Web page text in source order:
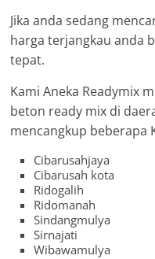
Jika anda sedang
harga terjangkau anda
tepat.
Kami Aneka Readymix
beton ready mix di
mencangkup beberapa
Cibarusahjaya
Cibarusah kota
Ridogalih
Ridomanah
Sindangmulya
Sirnajati
Wibawamulya